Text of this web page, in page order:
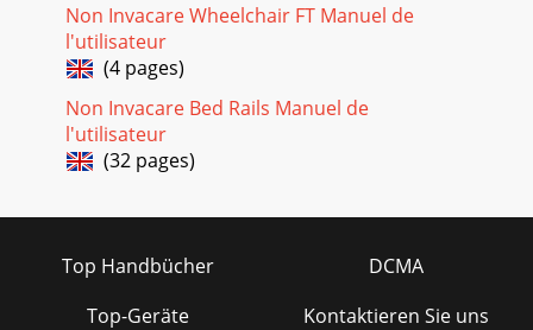
Non Invacare Wheelchair FT Manuel de
l'utilisateur
(4 pages)
Non Invacare Bed Rails Manuel de
l'utilisateur
(32 pages)
Top Handbücher
Top-Geräte
DCMA
Kontaktieren Sie uns